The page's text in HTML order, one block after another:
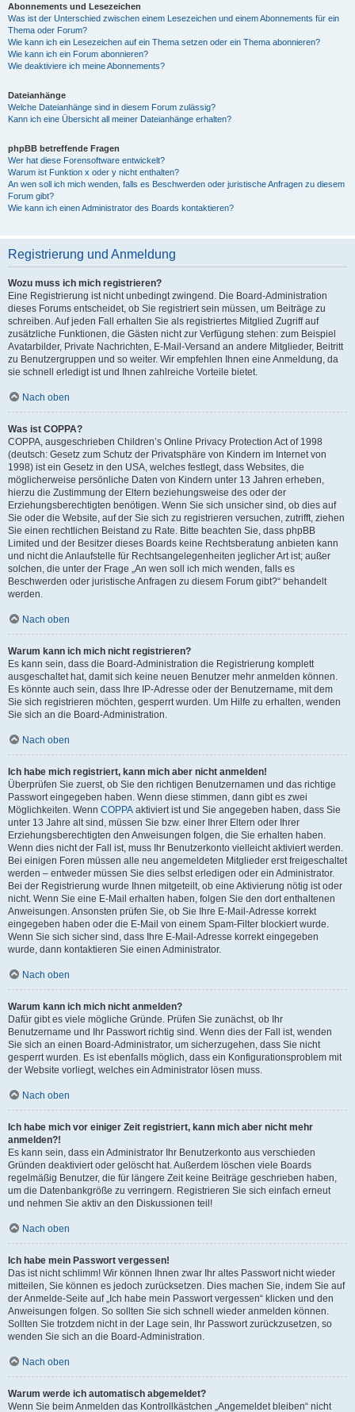
Abonnements und Lesezeichen
Was ist der Unterschied zwischen einem Lesezeichen und einem Abonnements für ein
Thema oder Forum?
Wie kann ich ein Lesezeichen auf ein Thema setzen oder ein Thema abonnieren?
Wie kann ich ein Forum abonnieren?
Wie deaktiviere ich meine Abonnements?
Dateianhänge
Welche Dateianhänge sind in diesem Forum zulässig?
Kann ich eine Übersicht all meiner Dateianhänge erhalten?
phpBB betreffende Fragen
Wer hat diese Forensoftware entwickelt?
Warum ist Funktion x oder y nicht enthalten?
An wen soll ich mich wenden, falls es Beschwerden oder juristische Anfragen zu diesem
Forum gibt?
Wie kann ich einen Administrator des Boards kontaktieren?
Registrierung und Anmeldung
Wozu muss ich mich registrieren?
Eine Registrierung ist nicht unbedingt zwingend. Die Board-Administration
dieses Forums entscheidet, ob Sie registriert sein müssen, um Beiträge zu
schreiben. Auf jeden Fall erhalten Sie als registriertes Mitglied Zugriff auf
zusätzliche Funktionen, die Gästen nicht zur Verfügung stehen: zum Beispiel
Avatarbilder, Private Nachrichten, E-Mail-Versand an andere Mitglieder, Beitritt
zu Benutzergruppen und so weiter. Wir empfehlen Ihnen eine Anmeldung, da
sie schnell erledigt ist und Ihnen zahlreiche Vorteile bietet.
Nach oben
Was ist COPPA?
COPPA, ausgeschrieben Children’s Online Privacy Protection Act of 1998
(deutsch: Gesetz zum Schutz der Privatsphäre von Kindern im Internet von
1998) ist ein Gesetz in den USA, welches festlegt, dass Websites, die
möglicherweise persönliche Daten von Kindern unter 13 Jahren erheben,
hierzu die Zustimmung der Eltern beziehungsweise des oder der
Erziehungsberechtigten benötigen. Wenn Sie sich unsicher sind, ob dies auf
Sie oder die Website, auf der Sie sich zu registrieren versuchen, zutrifft, ziehen
Sie einen rechtlichen Beistand zu Rate. Bitte beachten Sie, dass phpBB
Limited und der Besitzer dieses Boards keine Rechtsberatung anbieten kann
und nicht die Anlaufstelle für Rechtsangelegenheiten jeglicher Art ist; außer
solchen, die unter der Frage „An wen soll ich mich wenden, falls es
Beschwerden oder juristische Anfragen zu diesem Forum gibt?“ behandelt
werden.
Nach oben
Warum kann ich mich nicht registrieren?
Es kann sein, dass die Board-Administration die Registrierung komplett
ausgeschaltet hat, damit sich keine neuen Benutzer mehr anmelden können.
Es könnte auch sein, dass Ihre IP-Adresse oder der Benutzername, mit dem
Sie sich registrieren möchten, gesperrt wurden. Um Hilfe zu erhalten, wenden
Sie sich an die Board-Administration.
Nach oben
Ich habe mich registriert, kann mich aber nicht anmelden!
Überprüfen Sie zuerst, ob Sie den richtigen Benutzernamen und das richtige
Passwort eingegeben haben. Wenn diese stimmen, dann gibt es zwei
Möglichkeiten. Wenn COPPA aktiviert ist und Sie angegeben haben, dass Sie
unter 13 Jahre alt sind, müssen Sie bzw. einer Ihrer Eltern oder Ihrer
Erziehungsberechtigten den Anweisungen folgen, die Sie erhalten haben.
Wenn dies nicht der Fall ist, muss Ihr Benutzerkonto vielleicht aktiviert werden.
Bei einigen Foren müssen alle neu angemeldeten Mitglieder erst freigeschaltet
werden – entweder müssen Sie dies selbst erledigen oder ein Administrator.
Bei der Registrierung wurde Ihnen mitgeteilt, ob eine Aktivierung nötig ist oder
nicht. Wenn Sie eine E-Mail erhalten haben, folgen Sie den dort enthaltenen
Anweisungen. Ansonsten prüfen Sie, ob Sie Ihre E-Mail-Adresse korrekt
eingegeben haben oder die E-Mail von einem Spam-Filter blockiert wurde.
Wenn Sie sich sicher sind, dass Ihre E-Mail-Adresse korrekt eingegeben
wurde, dann kontaktieren Sie einen Administrator.
Nach oben
Warum kann ich mich nicht anmelden?
Dafür gibt es viele mögliche Gründe. Prüfen Sie zunächst, ob Ihr
Benutzername und Ihr Passwort richtig sind. Wenn dies der Fall ist, wenden
Sie sich an einen Board-Administrator, um sicherzugehen, dass Sie nicht
gesperrt wurden. Es ist ebenfalls möglich, dass ein Konfigurationsproblem mit
der Website vorliegt, welches ein Administrator lösen muss.
Nach oben
Ich habe mich vor einiger Zeit registriert, kann mich aber nicht mehr
anmelden?!
Es kann sein, dass ein Administrator Ihr Benutzerkonto aus verschieden
Gründen deaktiviert oder gelöscht hat. Außerdem löschen viele Boards
regelmäßig Benutzer, die für längere Zeit keine Beiträge geschrieben haben,
um die Datenbankgröße zu verringern. Registrieren Sie sich einfach erneut
und nehmen Sie aktiv an den Diskussionen teil!
Nach oben
Ich habe mein Passwort vergessen!
Das ist nicht schlimm! Wir können Ihnen zwar Ihr altes Passwort nicht wieder
mitteilen, Sie können es jedoch zurücksetzen. Dies machen Sie, indem Sie auf
der Anmelde-Seite auf „Ich habe mein Passwort vergessen“ klicken und den
Anweisungen folgen. So sollten Sie sich schnell wieder anmelden können.
Sollten Sie trotzdem nicht in der Lage sein, Ihr Passwort zurückzusetzen, so
wenden Sie sich an die Board-Administration.
Nach oben
Warum werde ich automatisch abgemeldet?
Wenn Sie beim Anmelden das Kontrollkästchen „Angemeldet bleiben“ nicht